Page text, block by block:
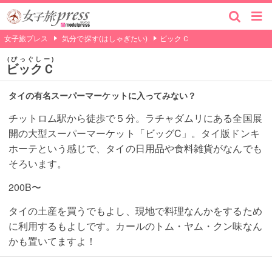
女子旅プレス 気分で探す(はしゃぎたい) ビックＣ
ビックＣ
びっぐしー
タイの有名スーパーマーケットに入ってみない？
チットロム駅から徒歩で５分。ラチャダムリにある全国展
開の大型スーパーマーケット「ビッグC」。タイ版ドンキ
ホーテという感じで、タイの日用品や食料雑貨がなんでも
そろいます。
200B〜
タイの土産を買うでもよし、現地で料理なんかをするため
に利用するもよしです。カールのトム・ヤム・クン味なん
かも置いてますよ！